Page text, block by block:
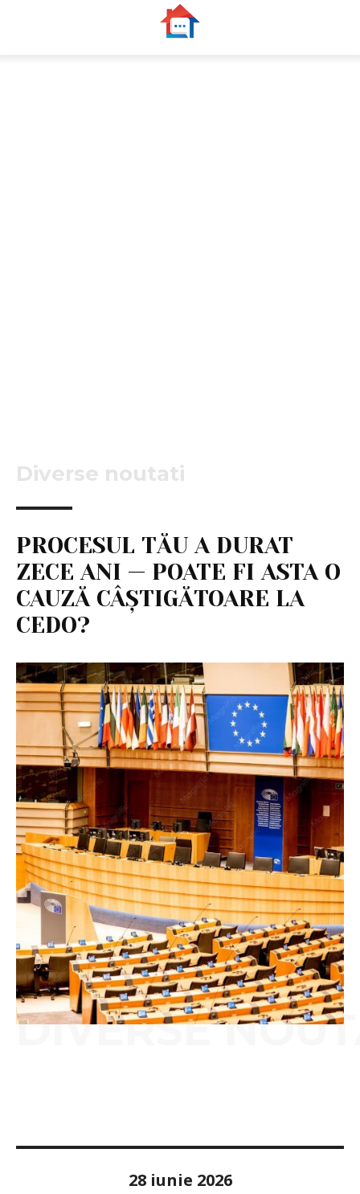
Diverse noutati
PROCESUL TĂU A DURAT
ZECE ANI — POATE FI ASTA O
CAUZĂ CÂȘTIGĂTOARE LA
CEDO?
DIVERSE
28 iunie 2026